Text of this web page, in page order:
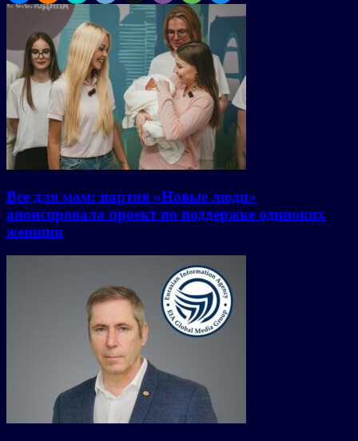
Все для мам: партия «Новые люди»
анонсировала проект по поддержке одиноких
женщин